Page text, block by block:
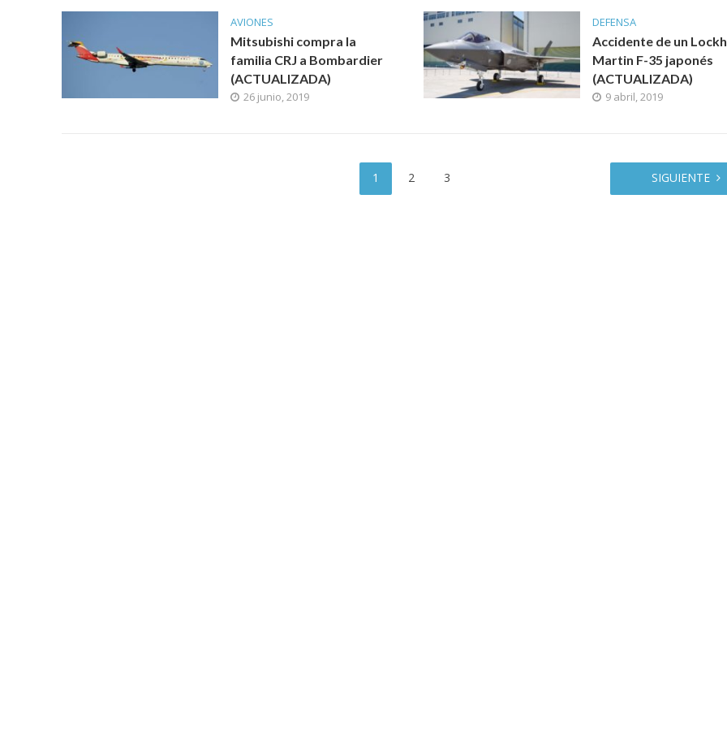
AVIONES
Mitsubishi compra la
familia CRJ a Bombardier
(ACTUALIZADA)
26 junio, 2019
DEFENSA
Accidente de un
Martin F-35 japonés
(ACTUALIZADA)
9 abril, 2019
1 2 3 SIGUIENTE